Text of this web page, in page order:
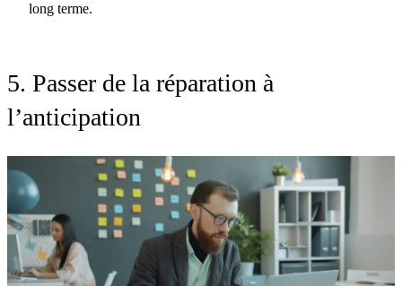
long terme.
5. Passer de la réparation à
l’anticipation